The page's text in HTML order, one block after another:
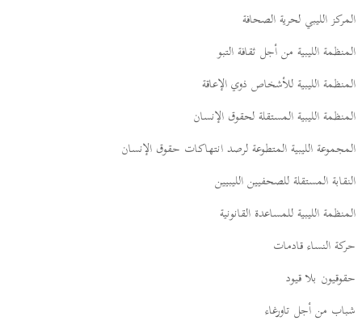
المركز الليبي لحرية الصحافة
المنظمة الليبية من أجل ثقافة التبو
المنظمة الليبية للأشخاص ذوي الإعاقة
المنظمة الليبية المستقلة لحقوق الإنسان
المجموعة الليبية المتطوعة لرصد انتهاكات حقوق الإنسان
النقابة المستقلة للصحفيين الليبيين
المنظمة الليبية للمساعدة القانونية
حركة النساء قادمات
حقوقيون بلا قيود
شباب من أجل تاورغاء